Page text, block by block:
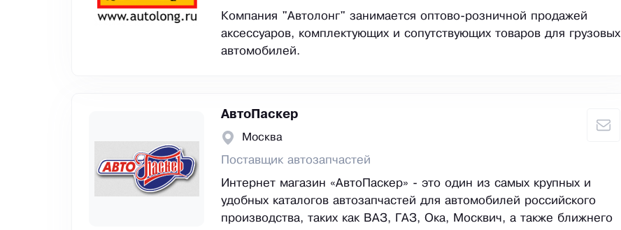
Компания "Автолонг" занимается оптово-розничной продажей
аксессуаров, комплектующих и сопутствующих товаров для грузовых
автомобилей.
АвтоПаскер
Москва
Поставщик автозапчастей
Интернет магазин «АвтоПаскер» - это один из самых крупных и
удобных каталогов автозапчастей для автомобилей российского
производства, таких как ВАЗ, ГАЗ, Ока, Москвич, а также ближнего